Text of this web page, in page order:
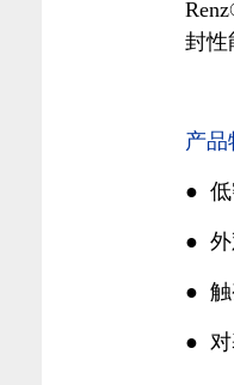
封性
产品
●
●
●
●